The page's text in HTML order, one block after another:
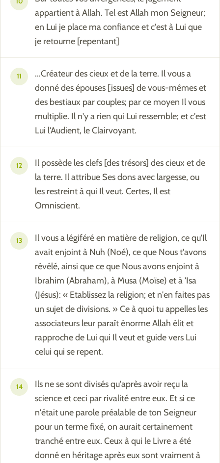
appartient à Allah. Tel est Allah mon Seigneur;
en Lui je place ma confiance et c'est à Lui que
je retourne [repentant]
11
...Créateur des cieux et de la terre. Il vous a
donné des épouses [issues] de vous-mêmes et
des bestiaux par couples; par ce moyen Il vous
multiplie. Il n'y a rien qui Lui ressemble; et c'est
Lui l'Audient, le Clairvoyant.
12
Il possède les clefs [des trésors] des cieux et de
la terre. Il attribue Ses dons avec largesse, ou
les restreint à qui Il veut. Certes, Il est
Omniscient.
13
Il vous a légiféré en matière de religion, ce qu'Il
avait enjoint à Nuh (Noé), ce que Nous t'avons
révélé, ainsi que ce que Nous avons enjoint à
Ibrahim (Abraham), à Musa (Moïse) et à 'Isa
(Jésus): « Etablissez la religion; et n'en faites pas
un sujet de divisions. » Ce à quoi tu appelles les
associateurs leur paraît énorme Allah élit et
rapproche de Lui qui Il veut et guide vers Lui
celui qui se repent.
14
Ils ne se sont divisés qu'après avoir reçu la
science et ceci par rivalité entre eux. Et si ce
n'était une parole préalable de ton Seigneur
pour un terme fixé, on aurait certainement
tranché entre eux. Ceux à qui le Livre a été
donné en héritage après eux sont vraiment à